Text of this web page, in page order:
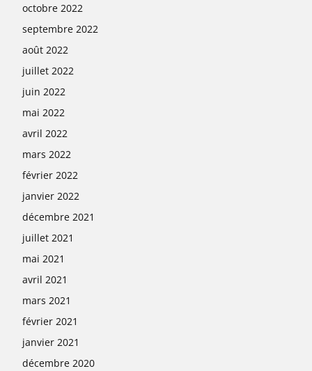
octobre 2022
septembre 2022
août 2022
juillet 2022
juin 2022
mai 2022
avril 2022
mars 2022
février 2022
janvier 2022
décembre 2021
juillet 2021
mai 2021
avril 2021
mars 2021
février 2021
janvier 2021
décembre 2020